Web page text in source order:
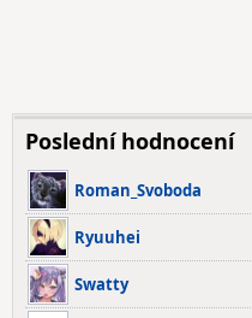
Poslední hodnocení
Roman_Svoboda
Ryuuhei
Swatty